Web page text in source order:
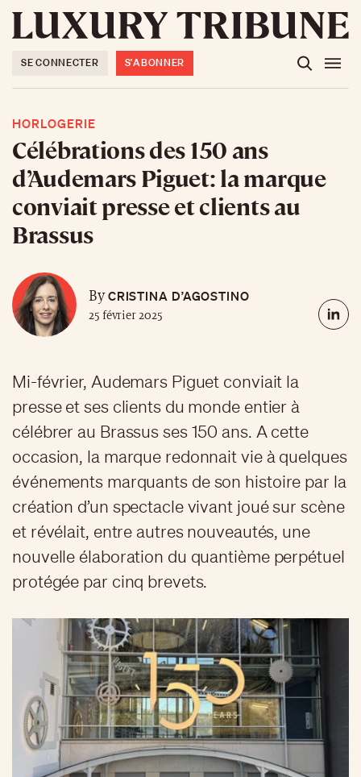
SE CONNECTER S'ABONNER
HORLOGERIE
Célébrations des 150 ans
d’Audemars Piguet: la marque
conviait presse et clients au
Brassus
ByCRISTINA D’AGOSTINO
25 février 2025
Mi-février, Audemars Piguet conviait la
presse et ses clients du monde entier à
célébrer au Brassus ses 150 ans. A cette
occasion, la marque redonnait vie à quelques
événements marquants de son histoire par la
création d’un spectacle vivant joué sur scène
et révélait, entre autres nouveautés, une
nouvelle élaboration du quantième perpétuel
protégée par cinq brevets.